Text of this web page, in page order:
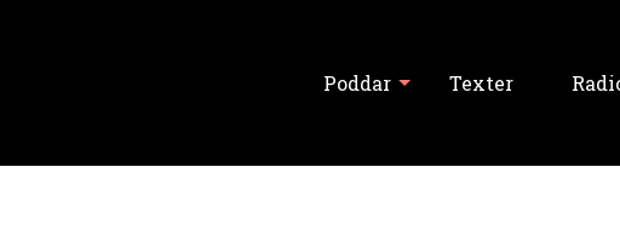
Poddar Texter